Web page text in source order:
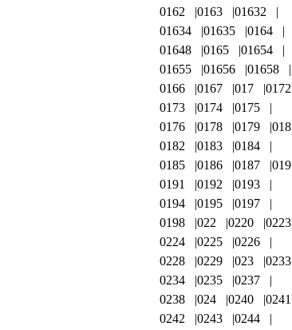
0162
0163
01632
01634
01635
0164
01648
0165
01654
01655
01656
01658
0166
0167 017
0172
0173
0174
0175
0176
0178 0179
018
0182
0183
0184
0185
0186 0187
019
0191
0192
0193
0194
0195
0197
0198
022 0220
0223
0224
0225
0226
0228
0229 023
0233
0234
0235
0237
0238
024 0240
0241
0242
0243
0244